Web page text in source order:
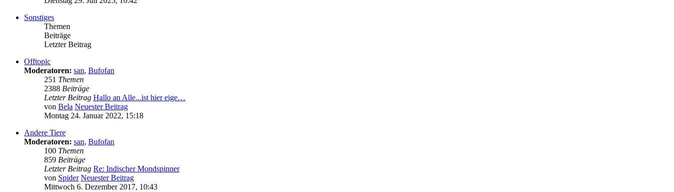
Sonstiges
Themen
Beiträge
Letzter Beitrag
Offtopic
Moderatoren: san, Bufofan
251 Themen
2388 Beiträge
Letzter Beitrag Hallo an Alle...ist hier eige…
von Bela Neuester Beitrag
Montag 24. Januar 2022, 15:18
Andere Tiere
Moderatoren: san, Bufofan
100 Themen
859 Beiträge
Letzter Beitrag Re: Indischer Mondspinner
von Spider Neuester Beitrag
Mittwoch 6. Dezember 2017, 10:43